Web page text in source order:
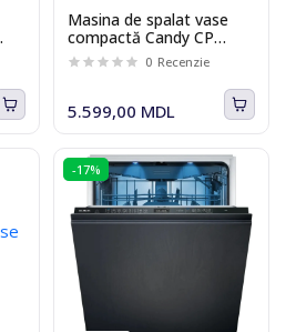
Masina de spalat vase
compactă Candy CP
6E51LS
0 Recenzie
5.599,00 MDL
-17%